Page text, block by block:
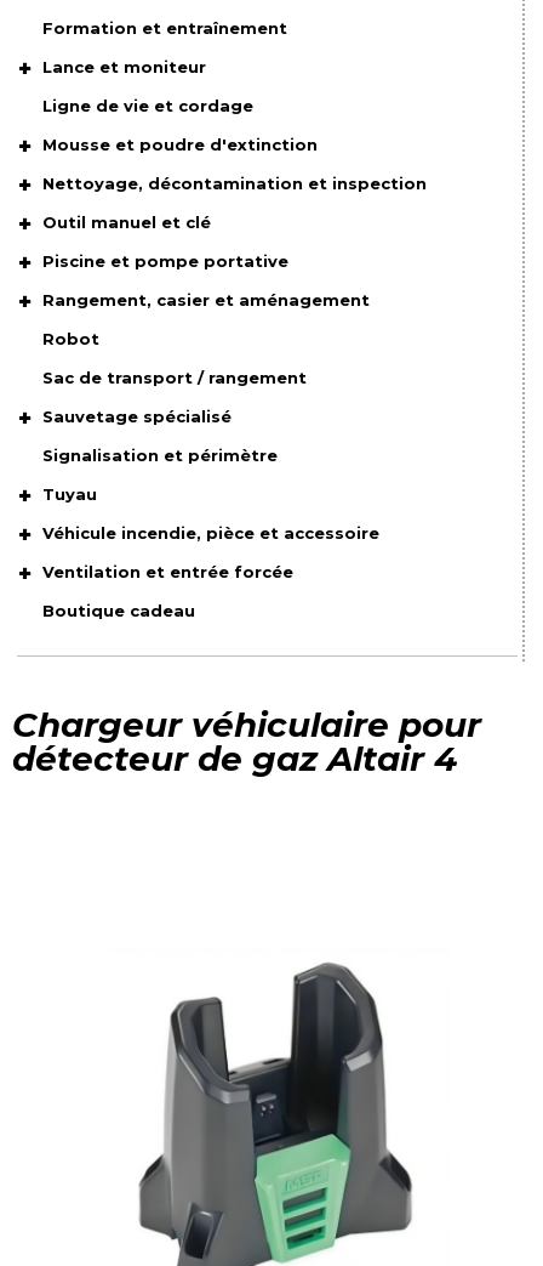
Formation et entraînement
Lance et moniteur
Ligne de vie et cordage
Mousse et poudre d'extinction
Nettoyage, décontamination et inspection
Outil manuel et clé
Piscine et pompe portative
Rangement, casier et aménagement
Robot
Sac de transport / rangement
Sauvetage spécialisé
Signalisation et périmètre
Tuyau
Véhicule incendie, pièce et accessoire
Ventilation et entrée forcée
Boutique cadeau
Chargeur véhiculaire pour
détecteur de gaz Altair 4